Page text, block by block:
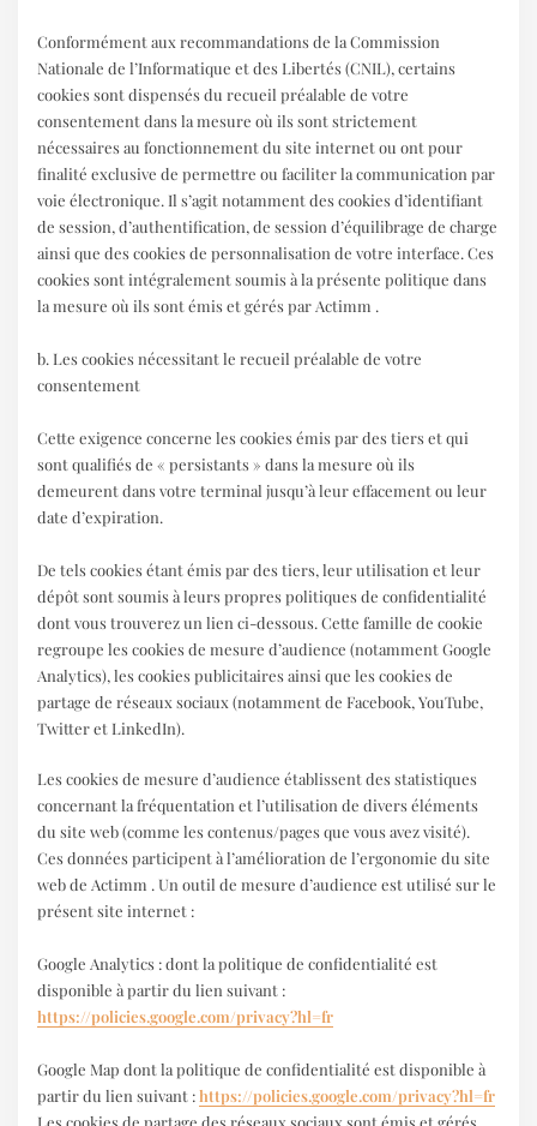
Conformément aux recommandations de la Commission
Nationale de l’Informatique et des Libertés (CNIL), certains
cookies sont dispensés du recueil préalable de votre
consentement dans la mesure où ils sont strictement
nécessaires au fonctionnement du site internet ou ont pour
finalité exclusive de permettre ou faciliter la communication par
voie électronique. Il s’agit notamment des cookies d’identifiant
de session, d’authentification, de session d’équilibrage de charge
ainsi que des cookies de personnalisation de votre interface. Ces
cookies sont intégralement soumis à la présente politique dans
la mesure où ils sont émis et gérés par Actimm .
b. Les cookies nécessitant le recueil préalable de votre
consentement
Cette exigence concerne les cookies émis par des tiers et qui
sont qualifiés de « persistants » dans la mesure où ils
demeurent dans votre terminal jusqu’à leur effacement ou leur
date d’expiration.
De tels cookies étant émis par des tiers, leur utilisation et leur
dépôt sont soumis à leurs propres politiques de confidentialité
dont vous trouverez un lien ci-dessous. Cette famille de cookie
regroupe les cookies de mesure d’audience (notamment Google
Analytics), les cookies publicitaires ainsi que les cookies de
partage de réseaux sociaux (notamment de Facebook, YouTube,
Twitter et LinkedIn).
Les cookies de mesure d’audience établissent des statistiques
concernant la fréquentation et l’utilisation de divers éléments
du site web (comme les contenus/pages que vous avez visité).
Ces données participent à l’amélioration de l’ergonomie du site
web de Actimm . Un outil de mesure d’audience est utilisé sur le
présent site internet :
Google Analytics : dont la politique de confidentialité est
disponible à partir du lien suivant :
https://policies.google.com/privacy?hl=fr
Google Map dont la politique de confidentialité est disponible à
partir du lien suivant :https://policies.google.com/privacy?hl=fr
Les cookies de partage des réseaux sociaux sont émis et gérés